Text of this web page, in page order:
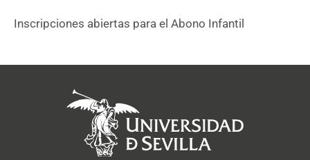
Inscripciones abiertas para el Abono Infantil